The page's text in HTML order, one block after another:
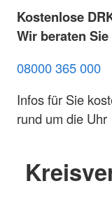
Kostenlose
Wir beraten
08000 365 000
Infos für Sie
rund um die Uhr